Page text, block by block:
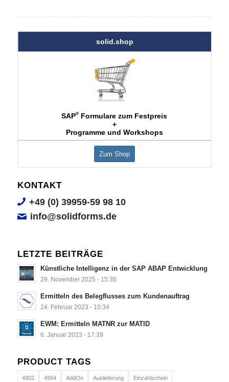
solid.shop
SAP® Formulare zum Festpreis
+
Programme und Workshops
Zum Shop
KONTAKT
+49 (0) 39959-59 98 10
info@solidforms.de
LETZTE BEITRÄGE
Künstliche Intelligenz in der SAP ABAP Entwicklung
29. November 2025 - 15:36
Ermitteln des Belegflusses zum Kundenauftrag
24. Februar 2023 - 10:34
EWM: Ermitteln MATNR zur MATID
6. Januar 2023 - 17:39
PRODUCT TAGS
4902 4994 AddOn Auslieferung Einzahlschein